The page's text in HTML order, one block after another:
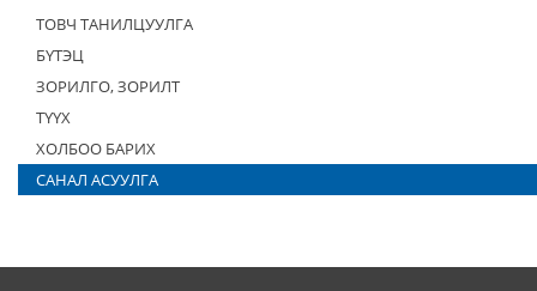
ТОВЧ ТАНИЛЦУУЛГА
БҮТЭЦ
ЗОРИЛГО, ЗОРИЛТ
ТҮҮХ
ХОЛБОО БАРИХ
САНАЛ АСУУЛГА